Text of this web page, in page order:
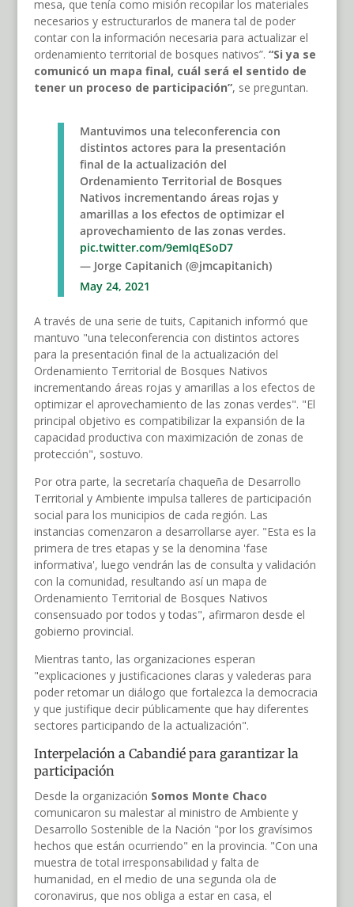
mesa, que tenía como misión recopilar los materiales
necesarios y estructurarlos de manera tal de poder
contar con la información necesaria para actualizar el
ordenamiento territorial de bosques nativos”. “Si ya se
comunicó un mapa final, cuál será el sentido de
tener un proceso de participación”, se preguntan.
Mantuvimos una teleconferencia con
distintos actores para la presentación
final de la actualización del
Ordenamiento Territorial de Bosques
Nativos incrementando áreas rojas y
amarillas a los efectos de optimizar el
aprovechamiento de las zonas verdes.
pic.twitter.com/9emIqESoD7
— Jorge Capitanich (@jmcapitanich)
May 24, 2021
A través de una serie de tuits, Capitanich informó que
mantuvo "una teleconferencia con distintos actores
para la presentación final de la actualización del
Ordenamiento Territorial de Bosques Nativos
incrementando áreas rojas y amarillas a los efectos de
optimizar el aprovechamiento de las zonas verdes". "El
principal objetivo es compatibilizar la expansión de la
capacidad productiva con maximización de zonas de
protección", sostuvo.
Por otra parte, la secretaría chaqueña de Desarrollo
Territorial y Ambiente impulsa talleres de participación
social para los municipios de cada región. Las
instancias comenzaron a desarrollarse ayer. "Esta es la
primera de tres etapas y se la denomina 'fase
informativa', luego vendrán las de consulta y validación
con la comunidad, resultando así un mapa de
Ordenamiento Territorial de Bosques Nativos
consensuado por todos y todas", afirmaron desde el
gobierno provincial.
Mientras tanto, las organizaciones esperan
"explicaciones y justificaciones claras y valederas para
poder retomar un diálogo que fortalezca la democracia
y que justifique decir públicamente que hay diferentes
sectores participando de la actualización".
Interpelación a Cabandié para garantizar la
participación
Desde la organización Somos Monte Chaco
comunicaron su malestar al ministro de Ambiente y
Desarrollo Sostenible de la Nación "por los gravísimos
hechos que están ocurriendo" en la provincia. "Con una
muestra de total irresponsabilidad y falta de
humanidad, en el medio de una segunda ola de
coronavirus, que nos obliga a estar en casa, el